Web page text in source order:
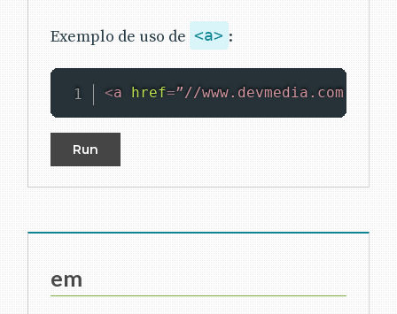
Exemplo de uso de <a> :
<a href=”//www.devmedia.com.br”
Run
em